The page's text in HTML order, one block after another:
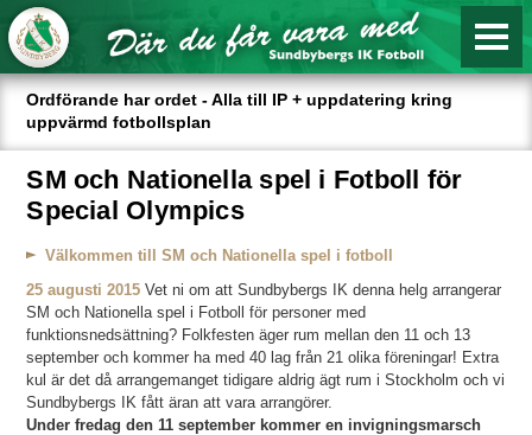
Ordförande har ordet - Alla till IP + uppdatering kring
uppvärmd fotbollsplan
SM och Nationella spel i Fotboll för
Special Olympics
Välkommen till SM och Nationella spel i fotboll
25 augusti 2015 Vet ni om att Sundbybergs IK denna helg arrangerar
SM och Nationella spel i Fotboll för personer med
funktionsnedsättning? Folkfesten äger rum mellan den 11 och 13
september och kommer ha med 40 lag från 21 olika föreningar! Extra
kul är det då arrangemanget tidigare aldrig ägt rum i Stockholm och vi
Sundbybergs IK fått äran att vara arrangörer.
Under fredag den 11 september kommer en invigningsmarsch